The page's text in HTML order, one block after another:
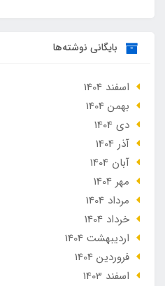
بایگانی نوشته‌ها
اسفند 1404
بهمن 1404
دی 1404
آذر 1404
آبان 1404
مهر 1404
مرداد 1404
خرداد 1404
ارديبهشت 1404
فروردین 1404
اسفند 1403